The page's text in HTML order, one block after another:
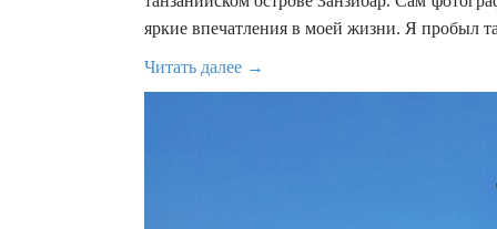
яркие впечатления в моей жизни. Я пробыл
Читать далее →